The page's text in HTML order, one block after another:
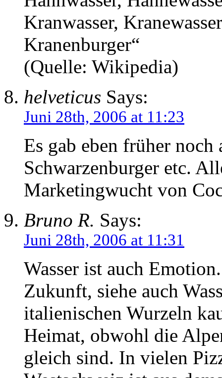
Kranwasser,
Kranenburger“
(Quelle: Wikipedia)
helveticus Says:
Juni 28th, 2006 at 11:23
Es gab eben früher
Schwarzenburger etc.
Marketingwucht von
Bruno R. Says:
Juni 28th, 2006 at 11:31
Wasser ist auch
Zukunft, siehe auch
italienischen Wurzeln
Heimat, obwohl die
gleich sind. In vielen